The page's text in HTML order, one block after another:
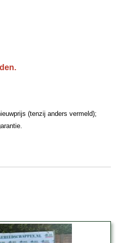
(tenzij anders vermeld);